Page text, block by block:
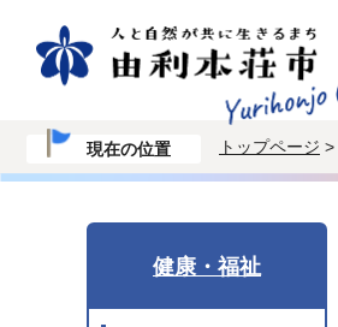
現在の位置 トップページ >
健康・福祉